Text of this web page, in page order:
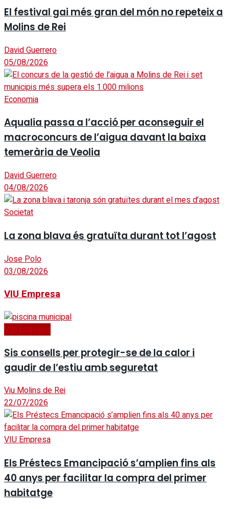
El festival gai més gran del món no repeteix a
Molins de Rei
David Guerrero
05/08/2026
Economia
Aqualia passa a l’acció per aconseguir el
macroconcurs de l’aigua davant la baixa
temerària de Veolia
David Guerrero
04/08/2026
Societat
La zona blava és gratuïta durant tot l’agost
Jose Polo
03/08/2026
VIU Empresa
VIU Empresa
Sis consells per protegir-se de la calor i
gaudir de l’estiu amb seguretat
Viu Molins de Rei
22/07/2026
VIU Empresa
Els Préstecs Emancipació s’amplien fins als
40 anys per facilitar la compra del primer
habitatge